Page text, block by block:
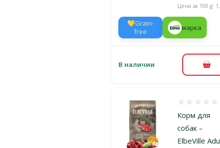
Цена за 100 g:
💛Grain-
free
марка
В наличии В
Корм для
собак –
ElbeVille